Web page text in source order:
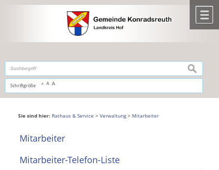
,zur Navigationoderzur Startseitespringen.
Schriftgröße A A A
suchen
Sie sind hier: Rathaus & Service > Verwaltung> Mitarbeiter
Mitarbeiter
Mitarbeiter-Telefon-Liste